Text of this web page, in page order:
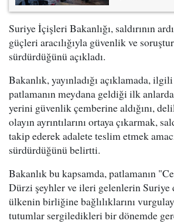
Suriye İçişleri Bakanlığı, saldırının
güçleri aracılığıyla güvenlik ve
sürdürdüğünü açıkladı.
Bakanlık, yayınladığı açıklamada,
patlamanın meydana geldiği ilk
yerini güvenlik çemberine aldığını,
olayın ayrıntılarını ortaya çıkarmak,
takip ederek adalete teslim etmek
sürdürdüğünü belirtti.
Bakanlık bu kapsamda, patlamanın
Dürzi şeyhler ve ileri gelenlerin Suriye
ülkenin birliğine bağlılıklarını
tutumlar sergiledikleri bir dönemde